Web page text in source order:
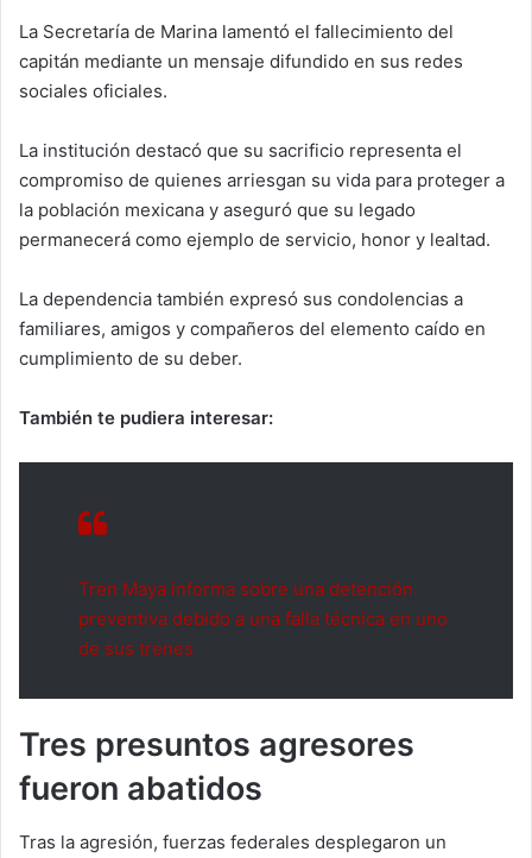
La Secretaría de Marina lamentó el fallecimiento del
capitán mediante un mensaje difundido en sus redes
sociales oficiales.
La institución destacó que su sacrificio representa el
compromiso de quienes arriesgan su vida para proteger a
la población mexicana y aseguró que su legado
permanecerá como ejemplo de servicio, honor y lealtad.
La dependencia también expresó sus condolencias a
familiares, amigos y compañeros del elemento caído en
cumplimiento de su deber.
También te pudiera interesar:
Tren Maya informa sobre una detención
preventiva debido a una falla técnica en uno
de sus trenes
Tres presuntos agresores
fueron abatidos
Tras la agresión, fuerzas federales desplegaron un